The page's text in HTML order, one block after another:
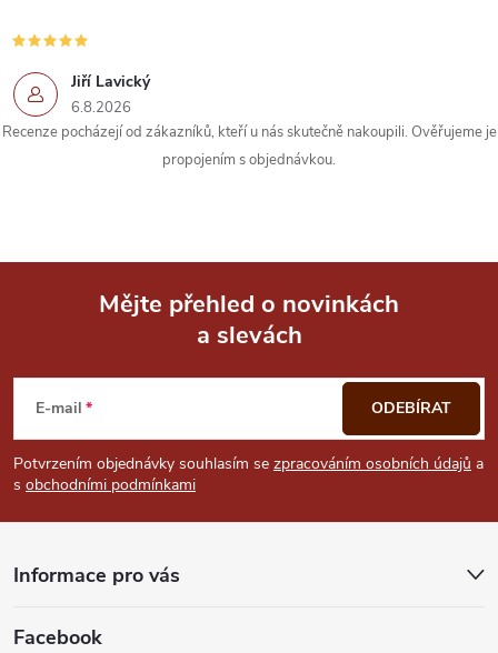
k
y
v
u
Jiří Lavický
6.8.2026
Recenze pocházejí od zákazníků, kteří u nás skutečně nakoupili. Ověřujeme je
propojením s objednávkou.
p
a
Mějte přehled o novinkách
a slevách
E-mail
Potvrzením objednávky souhlasím se zpracováním osobních údajů a
s obchodními podmínkami
ODEBÍRAT
Informace pro vás
Facebook